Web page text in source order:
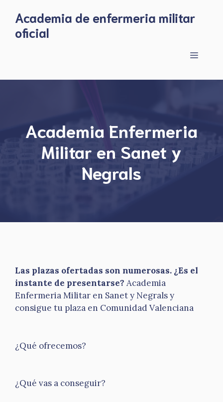
content
Academia de enfermeria militar
oficial
Menu
Academia Enfermeria
Militar en Sanet y
Negrals
Las plazas ofertadas son numerosas. ¿Es el
instante de presentarse? Academia
Enfermeria Militar en Sanet y Negrals y
consigue tu plaza en Comunidad Valenciana
¿Qué ofrecemos?
¿Qué vas a conseguir?